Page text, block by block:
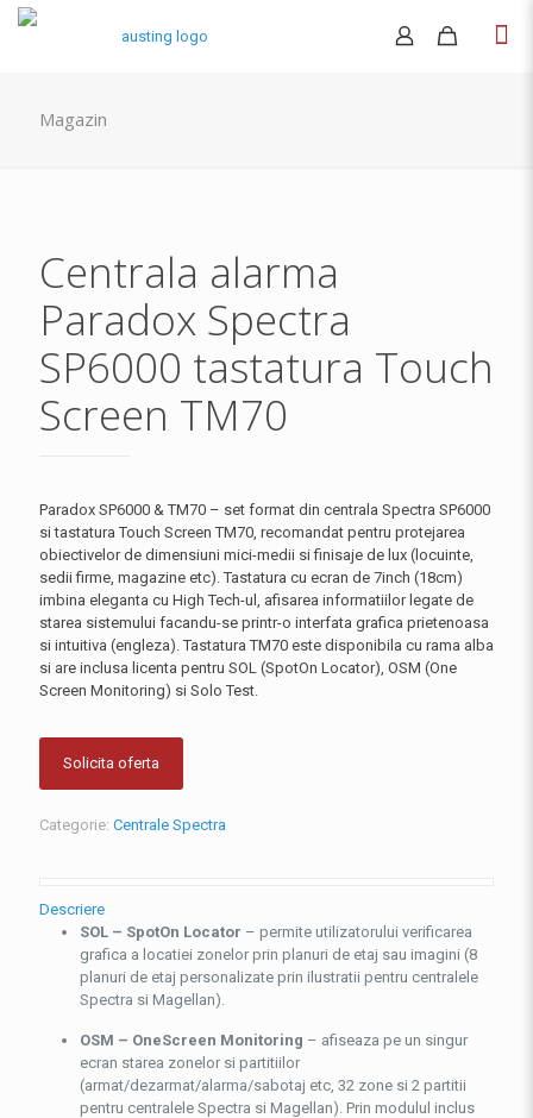
Magazin
Centrala alarma
Paradox Spectra
SP6000 tastatura Touch
Screen TM70
Paradox SP6000 & TM70 – set format din centrala Spectra SP6000
si tastatura Touch Screen TM70, recomandat pentru protejarea
obiectivelor de dimensiuni mici-medii si finisaje de lux (locuinte,
sedii firme, magazine etc). Tastatura cu ecran de 7inch (18cm)
imbina eleganta cu High Tech-ul, afisarea informatiilor legate de
starea sistemului facandu-se printr-o interfata grafica prietenoasa
si intuitiva (engleza). Tastatura TM70 este disponibila cu rama alba
si are inclusa licenta pentru SOL (SpotOn Locator), OSM (One
Screen Monitoring) si Solo Test.
Solicita oferta
Categorie: Centrale Spectra
Descriere
SOL – SpotOn Locator – permite utilizatorului verificarea
grafica a locatiei zonelor prin planuri de etaj sau imagini (8
planuri de etaj personalizate prin ilustratii pentru centralele
Spectra si Magellan).
OSM – OneScreen Monitoring – afiseaza pe un singur
ecran starea zonelor si partitiilor
(armat/dezarmat/alarma/sabotaj etc, 32 zone si 2 partitii
pentru centralele Spectra si Magellan). Prin modulul inclus